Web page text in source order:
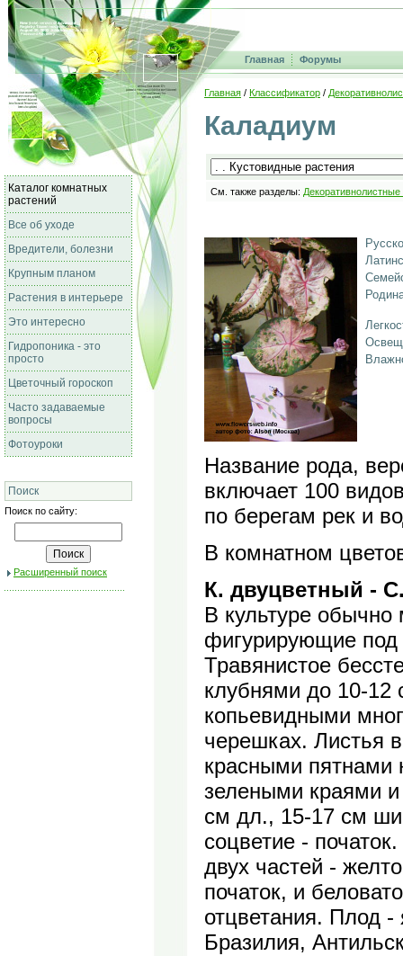
Главная Форумы
Каталог комнатных
растений
Все об уходе
Вредители, болезни
Крупным планом
Растения в интерьере
Это интересно
Гидропоника - это
просто
Цветочный гороскоп
Часто задаваемые
вопросы
Фотоуроки
Поиск
Поиск по сайту:
Расширенный поиск
Главная / Классификатор /
Каладиум
См. также разделы: Декоративнолистные
Название рода,
включает 100
по берегам рек и
В комнатном
К. двуцветный -
В культуре
фигурирующие под
Травянистое
клубнями до 10-
копьевидными
черешках. Листья
красными пятнами
зелеными краями
см дл., 15-17 см
соцветие -
двух частей -
початок, и
отцветания. Плод
Бразилия,